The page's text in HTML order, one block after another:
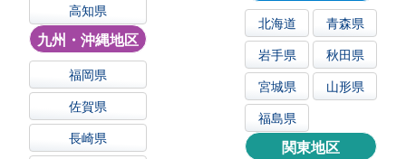
北海道
青森県
岩手県
秋田県
宮城県
山形県
福島県
関東地区
高知県
九州・沖縄地区
福岡県
佐賀県
長崎県